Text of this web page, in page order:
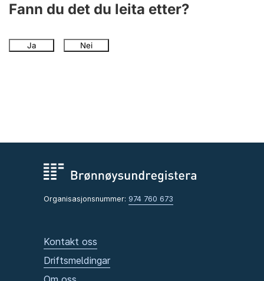
Fann du det du leita etter?
Ja Nei
Organisasjonsnummer: 974 760 673
Kontakt oss
Driftsmeldingar